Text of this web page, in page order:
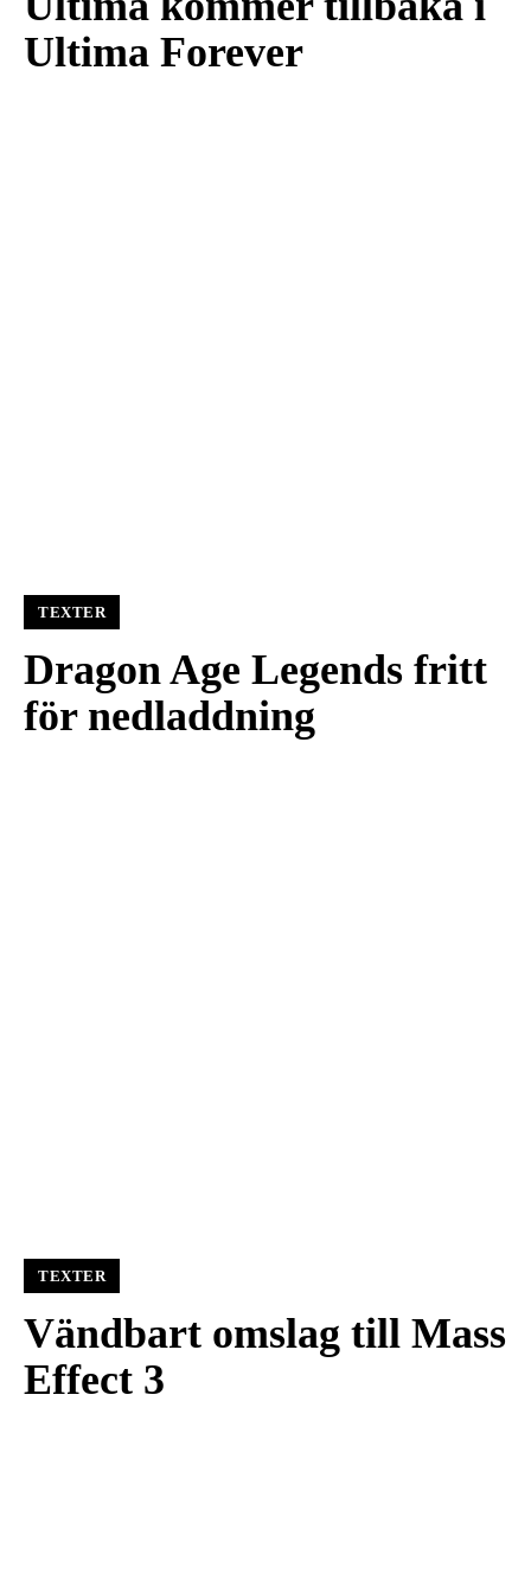
Ultima Forever
TEXTER
Dragon Age Legends fritt
för nedladdning
TEXTER
Vändbart omslag till Mass
Effect 3